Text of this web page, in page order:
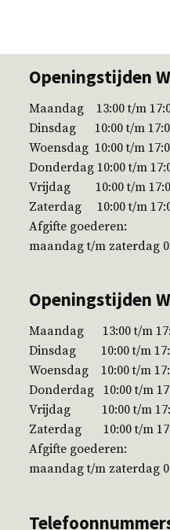
Openingstijden
Maandag 13:00 t/m
Dinsdag 10:00 t/m
Woensdag 10:00 t/m
Donderdag 10:00 t/m
Vrijdag 10:00 t/m
Zaterdag 10:00 t/m
Afgifte goederen:
maandag t/m zaterdag
Openingstijden
Maandag 13:00 t/m
Dinsdag 10:00 t/m
Woensdag 10:00 t/m
Donderdag 10:00 t/m
Vrijdag 10:00 t/m
Zaterdag 10:00 t/m
Afgifte goederen:
maandag t/m zaterdag